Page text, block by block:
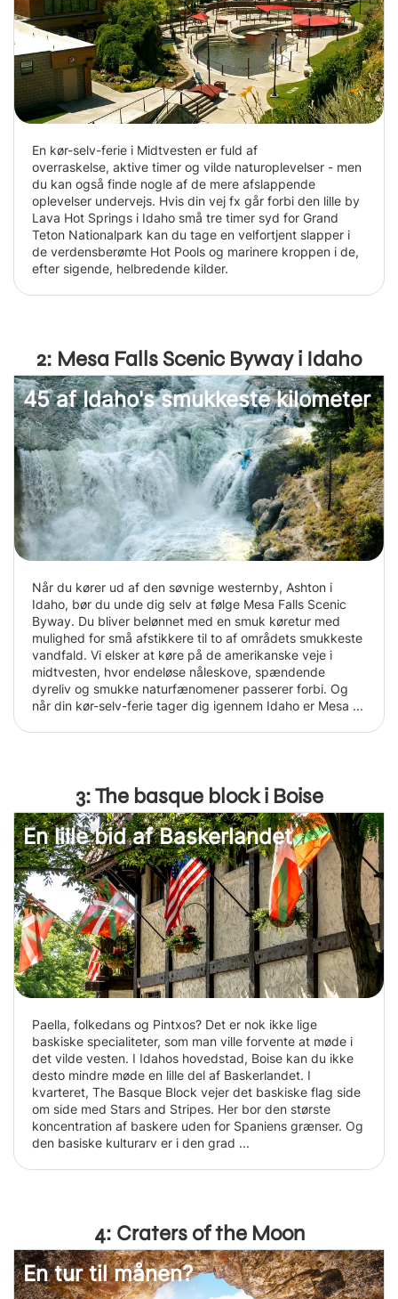
En kør-selv-ferie i Midtvesten er fuld af
overraskelse, aktive timer og vilde naturoplevelser - men
du kan også finde nogle af de mere afslappende
oplevelser undervejs. Hvis din vej fx går forbi den lille by
Lava Hot Springs i Idaho små tre timer syd for Grand
Teton Nationalpark kan du tage en velfortjent slapper i
de verdensberømte Hot Pools og marinere kroppen i de,
efter sigende, helbredende kilder.
2: Mesa Falls Scenic Byway i Idaho
45 af Idaho's smukkeste kilometer
Når du kører ud af den søvnige westernby, Ashton i
Idaho, bør du unde dig selv at følge Mesa Falls Scenic
Byway. Du bliver belønnet med en smuk køretur med
mulighed for små afstikkere til to af områdets smukkeste
vandfald. Vi elsker at køre på de amerikanske veje i
midtvesten, hvor endeløse nåleskove, spændende
dyreliv og smukke naturfænomener passerer forbi. Og
når din kør-selv-ferie tager dig igennem Idaho er Mesa ...
3: The basque block i Boise
En lille bid af Baskerlandet
Paella, folkedans og Pintxos? Det er nok ikke lige
baskiske specialiteter, som man ville forvente at møde i
det vilde vesten. I Idahos hovedstad, Boise kan du ikke
desto mindre møde en lille del af Baskerlandet. I
kvarteret, The Basque Block vejer det baskiske flag side
om side med Stars and Stripes. Her bor den største
koncentration af baskere uden for Spaniens grænser. Og
den basiske kulturarv er i den grad ...
4: Craters of the Moon
En tur til månen?